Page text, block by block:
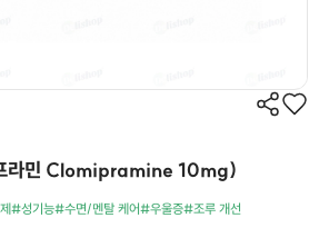
라민 Clomipramine 10mg)
#성기능#수면/멘탈 케어#우울증#조루 개선